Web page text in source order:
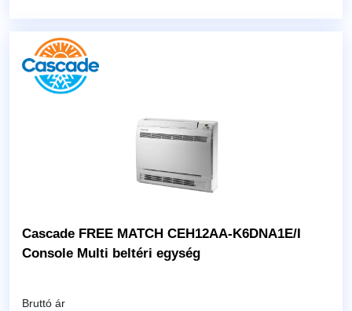
Cascade FREE MATCH CEH12AA-K6DNA1E/I
Console Multi beltéri egység
Bruttó ár